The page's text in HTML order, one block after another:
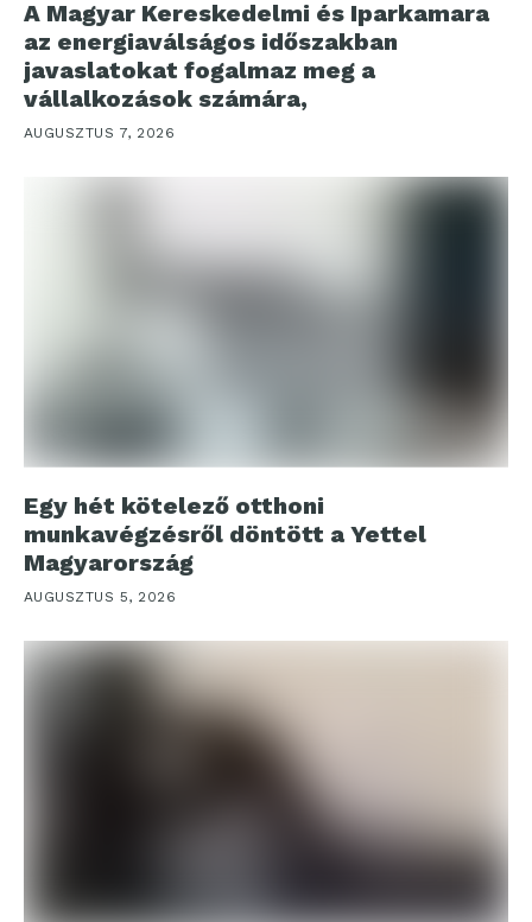
A Magyar Kereskedelmi és Iparkamara
az energiaválságos időszakban
javaslatokat fogalmaz meg a
vállalkozások számára,
AUGUSZTUS 7, 2026
Egy hét kötelező otthoni
munkavégzésről döntött a Yettel
Magyarország
AUGUSZTUS 5, 2026